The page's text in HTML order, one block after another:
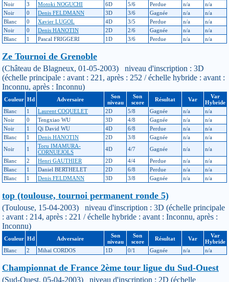
Noir
3 Motoki NOGUCHI 6D 5/6 Perdue n/a
n/a
Noir
0 Denis FELDMANN 3D 3/6 Gagnée n/a
n/a
Blanc
0 Xavier LUGOL 4D 3/5 Perdue n/a
n/a
Noir
0 Denis HANOTIN 2D 2/6 Gagnée n/a
n/a
Blanc
1 Pascal FRIGGERI 1D 3/6 Perdue n/a n/a
Ze Tournoi de Grenoble
(Château de Blagneux, 01-05-2003) niveau d'inscription : 3D
(échelle principale : avant : 221, après : 252 / échelle hybride : avant :
Inconnu, après : Inconnu)
Couleur Hd Adversaire
Son
niveau
Son
score
Résultat Var
Var
Hybride
Blanc
1 Laurent COQUELET 2D 5/8 Gagnée n/a
n/a
Noir
0 Tengxiao WU 3D 4/8 Gagnée n/a
n/a
Noir
1 Qi David WU 4D 6/8 Perdue n/a
n/a
Blanc
1 Denis HANOTIN 2D 3/8 Gagnée n/a
n/a
Noir
1
Toru IMAMURA-
CORNUEJOLS
4D 4/7 Gagnée n/a
n/a
Blanc
2 Henri GAUTHIER 2D 4/4 Perdue n/a
n/a
Blanc
1 Daniel BERTHELET 2D 6/8 Perdue n/a
n/a
Blanc
1 Denis FELDMANN 3D 3/8 Gagnée n/a n/a
top (toulouse, tournoi permanent ronde 5)
(Toulouse, 15-04-2003) niveau d'inscription : 3D (échelle principale
: avant : 214, après : 221 / échelle hybride : avant : Inconnu, après :
Inconnu)
Couleur Hd Adversaire
Son
niveau
Son
score
Résultat Var
Var
Hybride
Blanc
2 Mihaï CORDOS 1D 0/1 Gagnée n/a n/a
Championnat de France 2ème tour ligue du Sud-Ouest
(Sud-Ouest, 05-04-2003) niveau d'inscription : 2D (échelle